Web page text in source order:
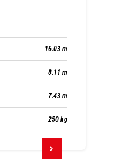
16.03 m
8.11 m
7.43 m
250 kg